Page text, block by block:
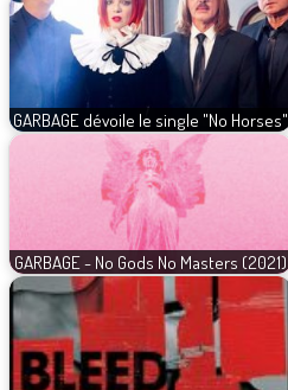
GARBAGE dévoile le single "No Horses"
GARBAGE - No Gods No Masters (2021)